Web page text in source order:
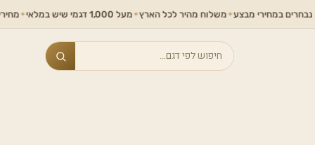
מבצע✦משלוח מהיר לכל הארץ✦מעל 1,000 דגמי שיש במלאי ✦מחירים ללא
Search